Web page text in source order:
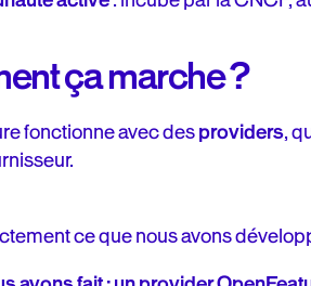
ça marche ?
fonctionne avec desproviders,
ce que nous avons